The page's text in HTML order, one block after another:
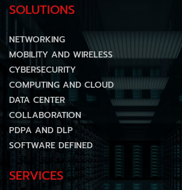
SOLUTIONS
NETWORKING
MOBILITY AND WIRELESS
CYBERSECURITY
COMPUTING AND CLOUD
DATA CENTER
COLLABORATION
PDPA AND DLP
SOFTWARE DEFINED
SERVICES